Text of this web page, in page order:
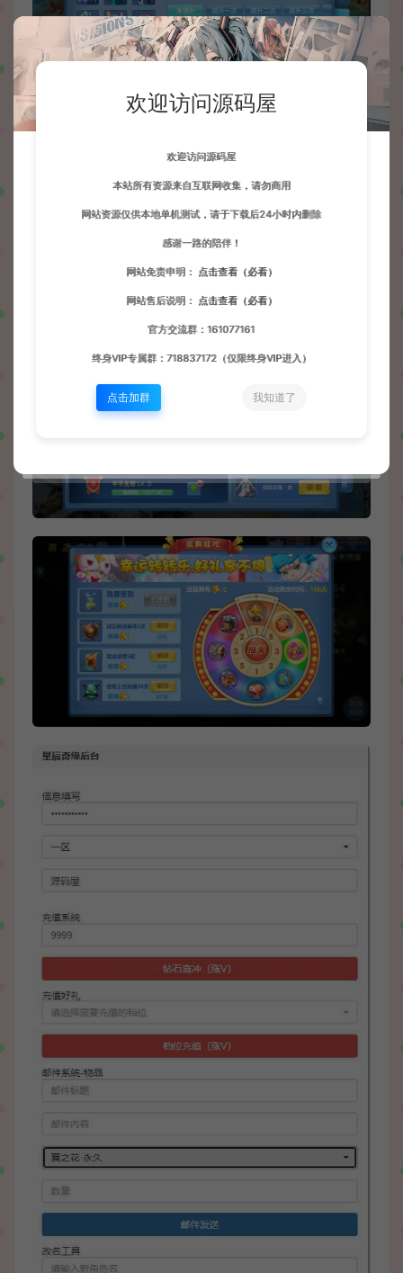
欢迎访问源码屋
欢迎访问源码屋
本站所有资源来自互联网收集，请勿商用
网站资源仅供本地单机测试，请于下载后24小时内删除
感谢一路的陪伴！
网站免责申明： 点击查看（必看）
网站售后说明： 点击查看（必看）
官方交流群：161077161
终身VIP专属群：718837172（仅限终身VIP进入）
点击加群 我知道了